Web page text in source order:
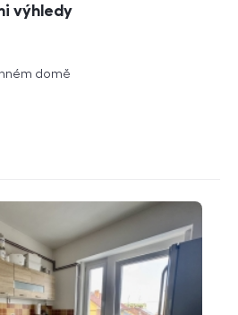
výhledy
domě